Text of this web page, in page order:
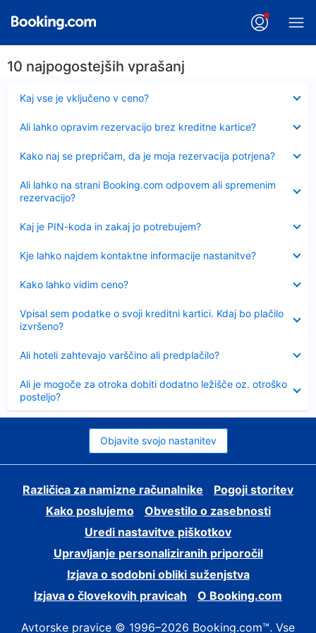
10 najpogostejših vprašanj
Kaj vse je vključeno v ceno?
Ali lahko opravim rezervacijo brez kreditne kartice?
Kako naj se prepričam, da je moja rezervacija potrjena?
Ali lahko na strani Booking.com odpovem ali spremenim
rezervacijo?
Kaj je PIN-koda in zakaj jo potrebujem?
Kje lahko najdem kontaktne informacije nastanitve?
Kako lahko vidim ceno?
Vpisal sem podatke o svoji kreditni kartici. Kdaj bo plačilo
izvršeno?
Ali hoteli zahtevajo varščino ali predplačilo?
Ali je mogoče za otroka dobiti dodatno ležišče oz. otroško
posteljo?
Objavite svojo nastanitev
Različica za namizne računalnike
Pogoji storitev
Kako poslujemo
Obvestilo o zasebnosti
Uredi nastavitve piškotkov
Upravljanje personaliziranih priporočil
Izjava o sodobni obliki suženjstva
Izjava o človekovih pravicah
O Booking.com
Avtorske pravice © 1996–2026 Booking.com™. Vse